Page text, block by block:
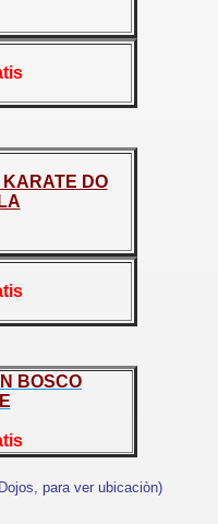
DO
BOSCO
para ver ubicaciòn)